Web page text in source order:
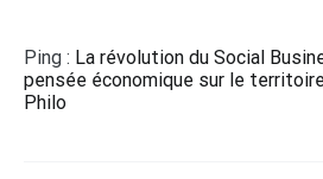
Ping : La révolution du Social
pensée économique sur le
Philo